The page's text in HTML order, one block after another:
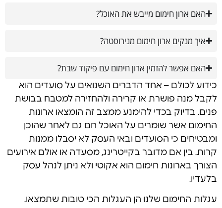
האם ארון חימום מייבש את האוכל?
איך מנקים ארון חימום מנירוסטה?
האם אפשר להזמין ארון חימום עם פיקוד שבת?
כידוע לכולם – אחד הדברים השנואים על סועדים הוא
לקבל מנה פושרת או קרירה ולהחזירה למטבח בבושת
פנים. בדיוק בכדי להימנע ממצב זה הומצאו ארונות
החימום אשר שומרים על האוכל חם גם לאחר שהוכן
ומבטיחים כי הסועדים ובאי העסק לא יסבלו ממנות
קרות. בין אם מדובר בקייטרינג, מסעדה או אולם אירועים
הצורך בארונות חימום הוא אקוטי ולא ניתן לנהל עסק
בלעדיו.
עגלות החימום שלנו הן העגלות הכי טובות שתמצאו.